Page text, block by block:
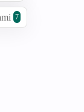
7